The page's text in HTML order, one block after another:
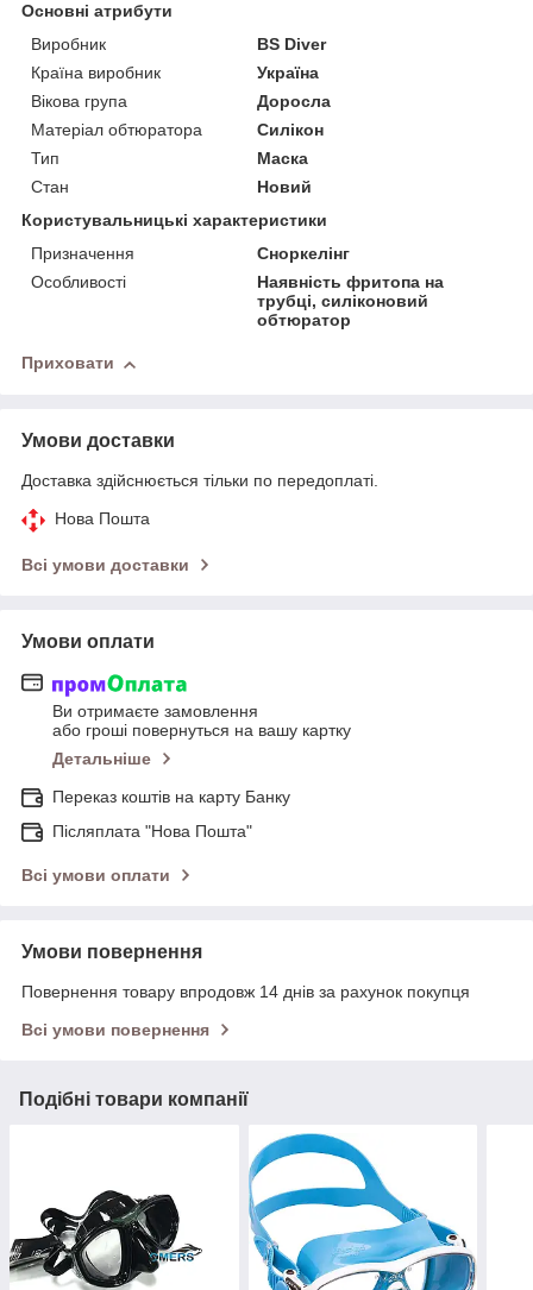
Основні атрибути
Виробник
BS Diver
Країна виробник
Україна
Вікова група
Доросла
Матеріал обтюратора
Силікон
Тип
Маска
Стан
Новий
Користувальницькі характеристики
Призначення
Сноркелінг
Особливості
Наявність фритопа на
трубці, силіконовий
обтюратор
Приховати
Умови доставки
Доставка здійснюється тільки по передоплаті.
Нова Пошта
Всі умови доставки
Умови оплати
Ви отримаєте замовлення
або гроші повернуться на вашу картку
Детальніше
Переказ коштів на карту Банку
Післяплата "Нова Пошта"
Всі умови оплати
Умови повернення
Повернення товару впродовж 14 днів за рахунок покупця
Всі умови повернення
Подібні товари компанії